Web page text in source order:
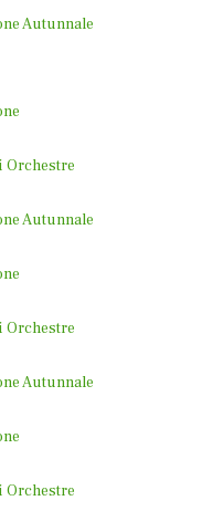
Autunnale
Orchestre
Autunnale
Orchestre
Autunnale
Orchestre